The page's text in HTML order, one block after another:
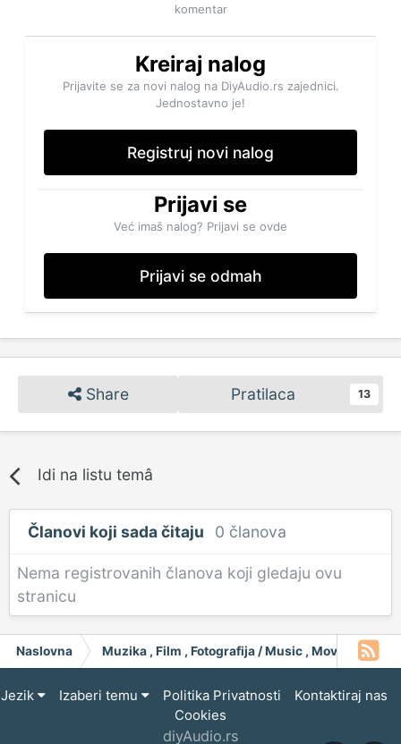
komentar
Kreiraj nalog
Prijavite se za novi nalog na DiyAudio.rs zajednici.
Jednostavno je!
Registruj novi nalog
Prijavi se
Već imaš nalog? Prijavi se ovde
Prijavi se odmah
Share Pratilaca 13
Idi na listu temâ
Članovi koji sada čitaju 0 članova
Nema registrovanih članova koji gledaju ovu
stranicu
Naslovna Muzika , Film , Fotografija / Music , Moving
Jezik Izaberi temu Politika Privatnosti
Kontaktiraj nas
Cookies
diyAudio.rs